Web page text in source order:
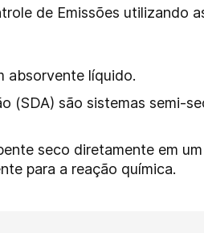
de Emissões utilizando
absorvente líquido.
(SDA) são sistemas semi-
seco diretamente em
para a reação química.